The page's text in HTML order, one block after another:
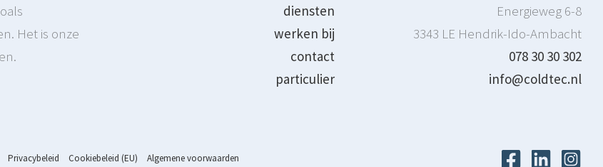
Het is onze
diensten
werken bij
contact
particulier
Energieweg 6-8
3343 LE Hendrik-Ido-Ambacht
078 30 30 302
info@coldtec.nl
Privacybeleid Cookiebeleid (EU) Algemene voorwaarden